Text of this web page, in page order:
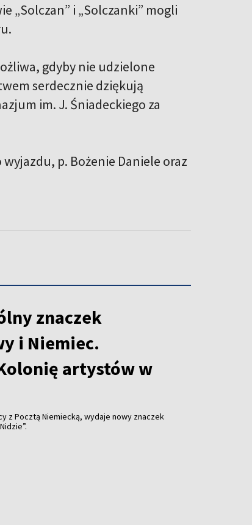
„Solczan” i „Solczanki” mogli
gdyby nie udzielone
serdecznie dziękują
im. J. Śniadeckiego za
p. Bożenie Daniele oraz
znaczek
i Niemiec.
artystów w
z Pocztą Niemiecką, wydaje nowy znaczek